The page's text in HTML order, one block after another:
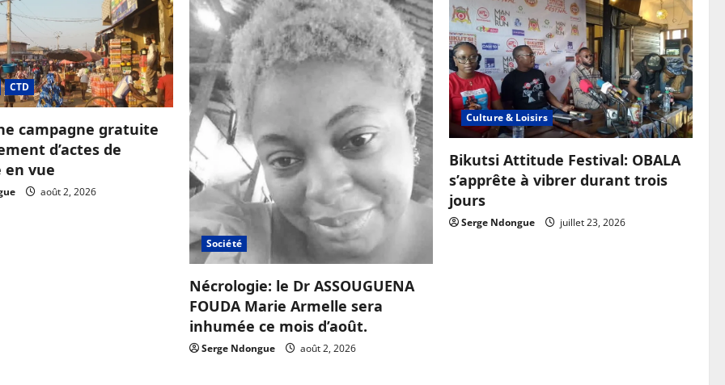
CTD
campagne gratuite
d’actes de
en vue
août 2, 2026
Société
Nécrologie: le Dr ASSOUGUENA
FOUDA Marie Armelle sera
inhumée ce mois d’août.
Serge Ndongue août 2, 2026
Culture & Loisirs
Bikutsi Attitude Festival: OBALA
s’apprête à vibrer durant trois
jours
Serge Ndongue juillet 23, 2026